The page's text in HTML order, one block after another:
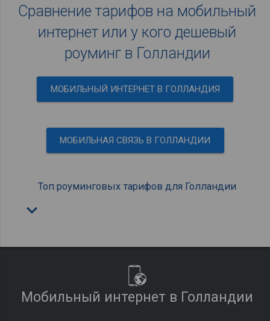
Сравнение тарифов на мобильный
интернет или у кого дешевый
роуминг в Голландии
МОБИЛЬНЫЙ ИНТЕРНЕТ В ГОЛЛАНДИЯ
МОБИЛЬНАЯ СВЯЗЬ В ГОЛЛАНДИИ
Топ роуминговых тарифов для Голландии
keyboard_arrow_down
Мобильный интернет в Голландии